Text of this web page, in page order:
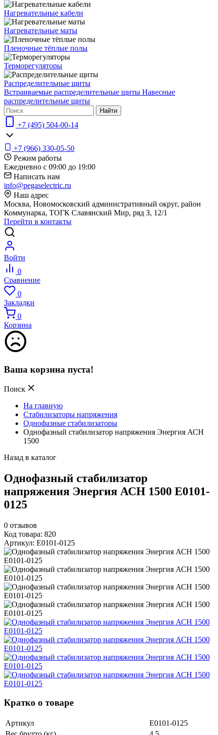
Нагревательные кабели
Нагревательные маты
Пленочные тёплые полы
Терморегуляторы
Распределительные щиты
Встраиваемые распределительные щиты Навесные
распределительные щиты
Найти
+7 (495) 504-00-14
+7 (966) 330-05-50
Режим работы
Ежедневно с 09:00 до 19:00
Написать нам
info@pegaselectric.ru
Наш адрес
Москва, Новомосковский административный округ, район
Коммунарка, ТОГК Славянский Мир, ряд З, 12/1
Перейти в контакты
Войти
0
Сравнение
0
Закладки
0
Корзина
Ваша корзина пуста!
Поиск
На главную
Стабилизаторы напряжения
Однофазные стабилизаторы
Однофазный стабилизатор напряжения Энергия АСН
1500
Назад в каталог
Однофазный стабилизатор
напряжения Энергия АСН 1500 Е0101-
0125
0 отзывов
Код товара: 820
Артикул: Е0101-0125
Кратко о товаре
Артикул
Е0101-0125